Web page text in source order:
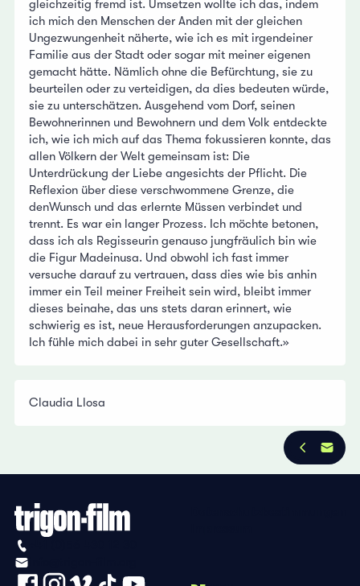
gleichzeitig fremd ist. Umsetzen wollte ich das, indem
ich mich den Menschen der Anden mit der gleichen
Ungezwungenheit näherte, wie ich es mit irgendeiner
Familie aus der Stadt oder sogar mit meiner eigenen
gemacht hätte. Nämlich ohne die Befürchtung, sie zu
beurteilen oder zu verteidigen, da dies bedeuten würde,
sie zu unterschätzen. Ausgehend vom Dorf, seinen
Bewohnerinnen und Bewohnern und dem Volk entdeckte
ich, wie ich mich auf das Thema fokussieren konnte, das
allen Völkern der Welt gemeinsam ist: Die
Unterdrückung der Liebe angesichts der Pflicht. Die
Reflexion über diese verschwommene Grenze, die
denWunsch und das erlernte Müssen verbindet und
trennt. Es war ein langer Prozess. Ich möchte betonen,
dass ich als Regisseurin genauso jungfräulich bin wie
die Figur Madeinusa. Und obwohl ich fast immer
versuche darauf zu vertrauen, dass dies wie bis anhin
immer ein Teil meiner Freiheit sein wird, bleibt immer
dieses beinahe, das uns stets daran erinnert, wie
schwierig es ist, neue Herausforderungen anzupacken.
Ich fühle mich dabei in sehr guter Gesellschaft.»
Claudia Llosa